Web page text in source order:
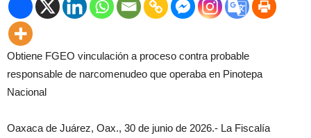
Obtiene FGEO vinculación a proceso contra probable
responsable de narcomenudeo que operaba en Pinotepa
Nacional
Oaxaca de Juárez, Oax., 30 de junio de 2026.- La Fiscalía